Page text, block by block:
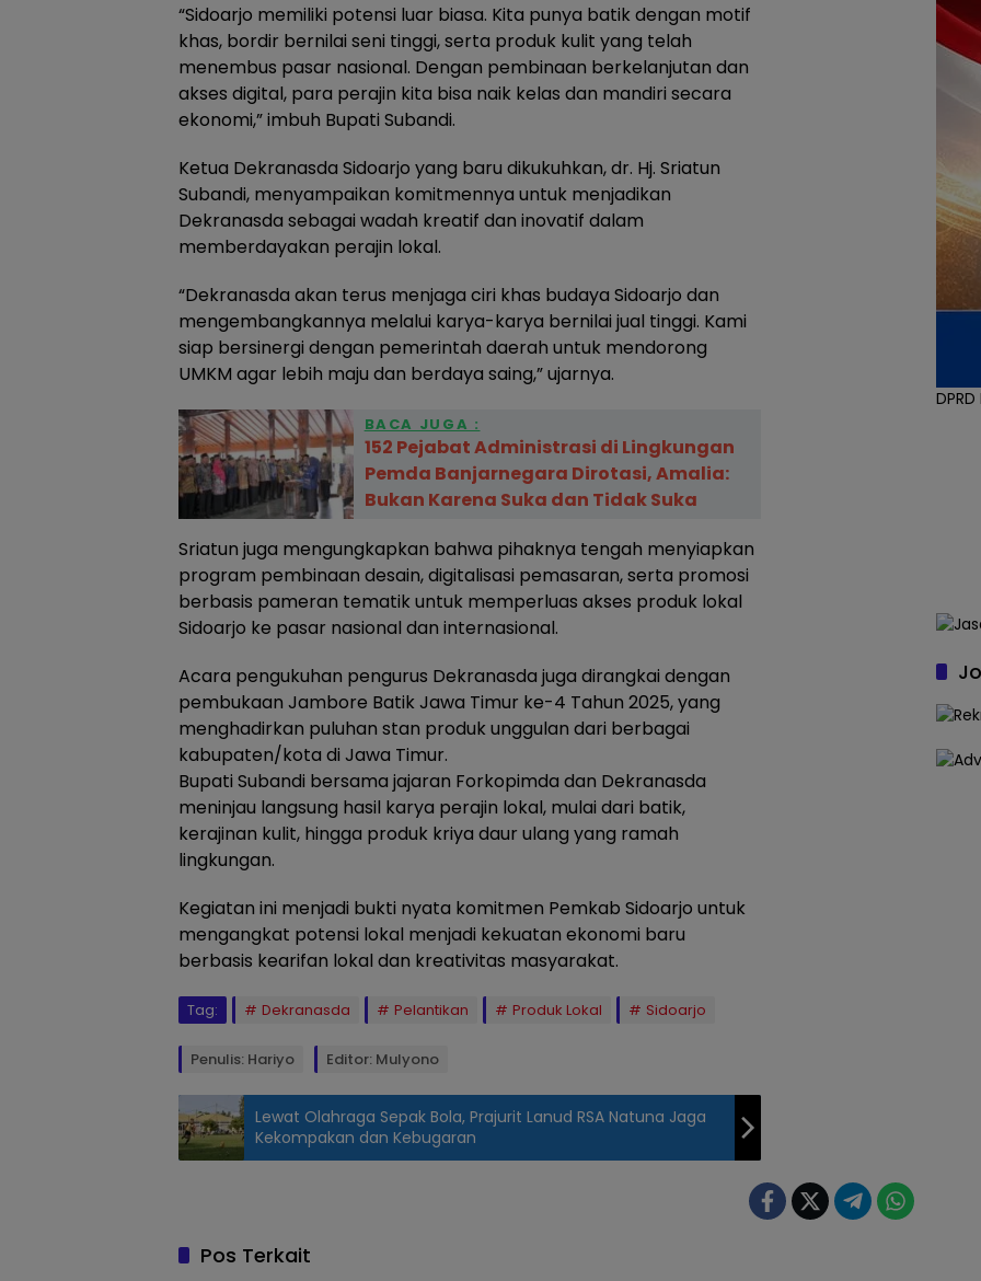
“Sidoarjo memiliki potensi luar biasa. Kita punya batik dengan motif
khas, bordir bernilai seni tinggi, serta produk kulit yang telah
menembus pasar nasional. Dengan pembinaan berkelanjutan dan
akses digital, para perajin kita bisa naik kelas dan mandiri secara
ekonomi,” imbuh Bupati Subandi.
Ketua Dekranasda Sidoarjo yang baru dikukuhkan, dr. Hj. Sriatun
Subandi, menyampaikan komitmennya untuk menjadikan
Dekranasda sebagai wadah kreatif dan inovatif dalam
memberdayakan perajin lokal.
“Dekranasda akan terus menjaga ciri khas budaya Sidoarjo dan
mengembangkannya melalui karya-karya bernilai jual tinggi. Kami
siap bersinergi dengan pemerintah daerah untuk mendorong
UMKM agar lebih maju dan berdaya saing,” ujarnya.
BACA JUGA :
‎152 Pejabat Administrasi di Lingkungan
Pemda Banjarnegara Dirotasi, Amalia:
Bukan Karena Suka dan Tidak Suka
Sriatun juga mengungkapkan bahwa pihaknya tengah menyiapkan
program pembinaan desain, digitalisasi pemasaran, serta promosi
berbasis pameran tematik untuk memperluas akses produk lokal
Sidoarjo ke pasar nasional dan internasional.
Acara pengukuhan pengurus Dekranasda juga dirangkai dengan
pembukaan Jambore Batik Jawa Timur ke-4 Tahun 2025, yang
menghadirkan puluhan stan produk unggulan dari berbagai
kabupaten/kota di Jawa Timur.
Bupati Subandi bersama jajaran Forkopimda dan Dekranasda
meninjau langsung hasil karya perajin lokal, mulai dari batik,
kerajinan kulit, hingga produk kriya daur ulang yang ramah
lingkungan.
Kegiatan ini menjadi bukti nyata komitmen Pemkab Sidoarjo untuk
mengangkat potensi lokal menjadi kekuatan ekonomi baru
berbasis kearifan lokal dan kreativitas masyarakat.
Tag: Dekranasda Pelantikan Produk Lokal Sidoarjo
Penulis: Hariyo Editor: Mulyono
Kelas dan
Lewat Olahraga Sepak Bola, Prajurit Lanud RSA Natuna Jaga
Kekompakan dan Kebugaran
Pos Terkait